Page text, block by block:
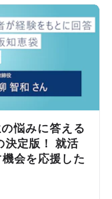
の悩みに答える
決定版！ 就活
会を応援した